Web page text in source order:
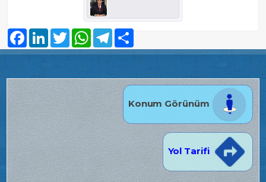
Konum Görünüm
Yol Tarifi
FacebookLinkedInTwitter WhatsAppTelegram